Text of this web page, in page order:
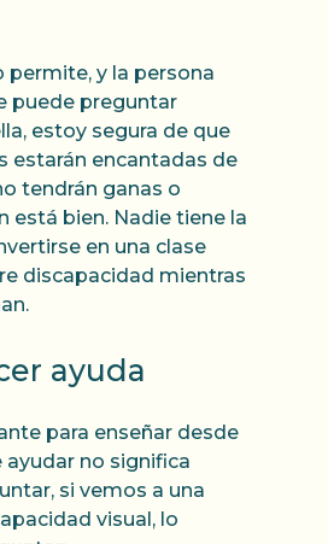
permite, y la persona
puede preguntar
estoy segura de que
estarán encantadas de
tendrán ganas o
está bien. Nadie tiene la
en una clase
discapacidad mientras
ayuda
para enseñar desde
ayudar no significa
si vemos a una
visual, lo